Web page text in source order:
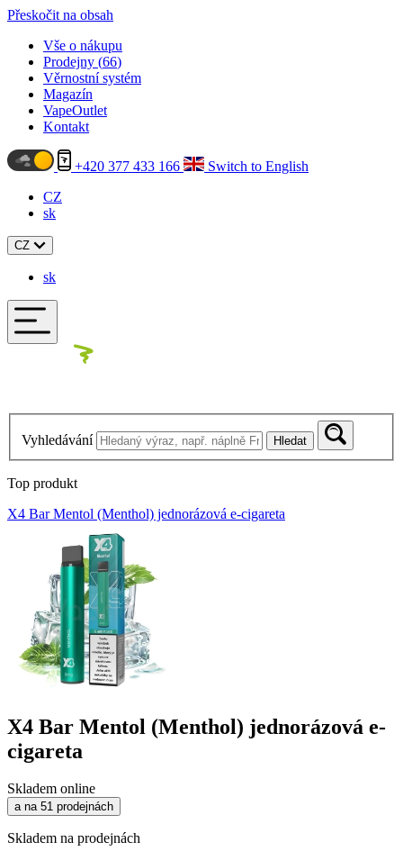
Přeskočit na obsah
Vše o nákupu
Prodejny (66)
Věrnostní systém
Magazín
VapeOutlet
Kontakt
+420 377 433 166
Switch to English
CZ
sk
CZ
sk
Vyhledávání Hledat
Top produkt
X4 Bar Mentol (Menthol) jednorázová e-cigareta
X4 Bar Mentol (Menthol) jednorázová e-
cigareta
Skladem online
a na 51 prodejnách
Skladem na prodejnách